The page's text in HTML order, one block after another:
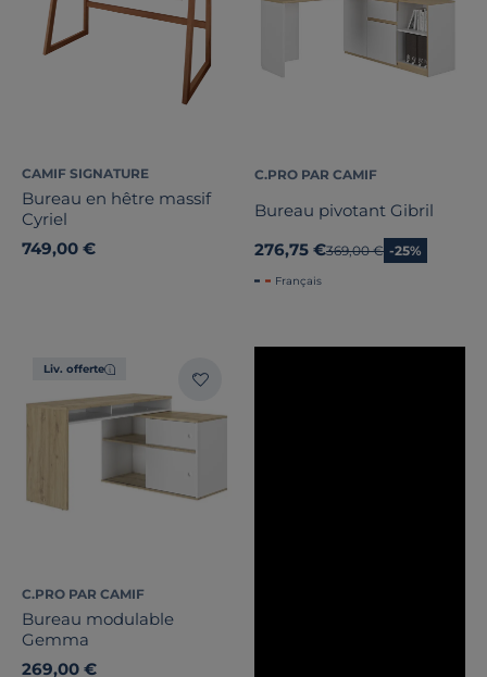
CAMIF SIGNATURE
Bureau en hêtre massif
Cyriel
749,00 €
C.PRO PAR CAMIF
Bureau pivotant Gibril
276,75 €Ancien prix
369,00 € -25%
Français
Liv. offerte
C.PRO PAR CAMIF
Bureau modulable
Gemma
269,00 €